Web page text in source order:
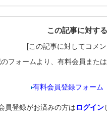
この記事に対す
[この記事に対してコメ
フォームより、有料会員また
有料会員登録フォーム
員登録がお済みの方はログイン